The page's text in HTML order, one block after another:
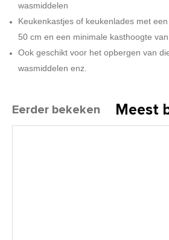
wasmiddelen
Keukenkastjes of keukenlades met
50 cm en een minimale kasthoogte van
Ook geschikt voor het opbergen van
wasmiddelen enz.
Eerder bekeken Meest